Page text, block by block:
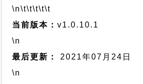
\n\t\t\t\t\t
当前版本：v1.0.10.1
\n
最后更新：
2021年07月24日
\n